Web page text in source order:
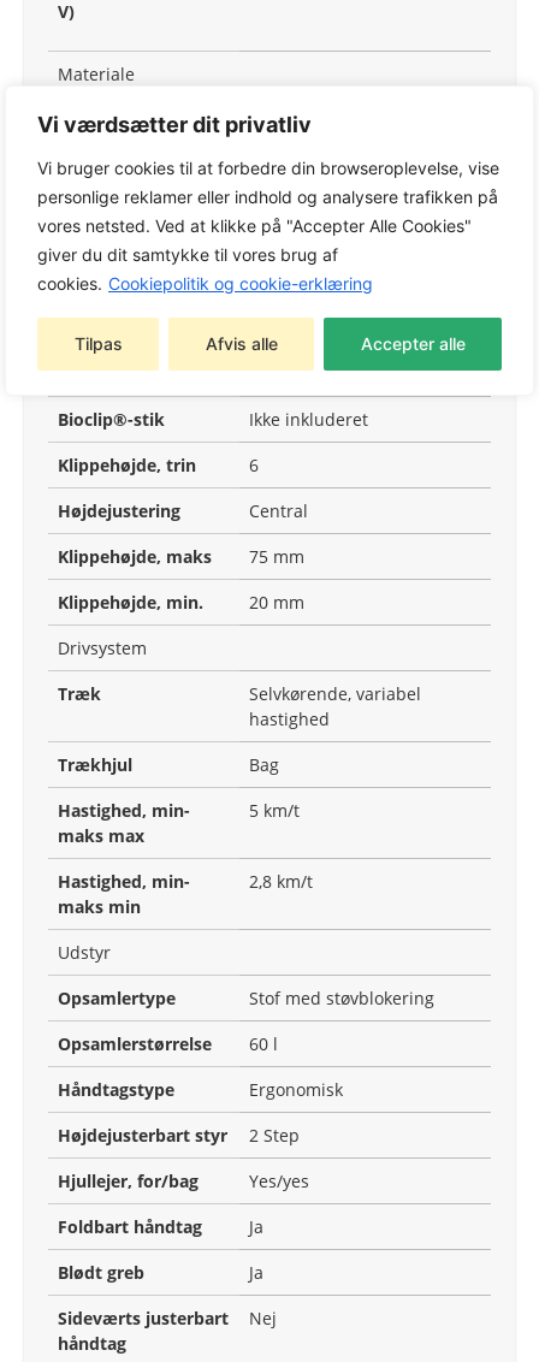
Vi værdsætter dit privatliv
Vi bruger cookies til at forbedre din browseroplevelse, vise
personlige reklamer eller indhold og analysere trafikken på
vores netsted. Ved at klikke på "Accepter Alle Cookies"
giver du dit samtykke til vores brug af
cookies. Cookiepolitik og cookie-erklæring
Tilpas Afvis alle Accepter alle
V)
Materiale
Klippeskjold
Composite
Fælge
Plastik
Klippebord
Klippemetode
Opsamler/BioClip/Bagudkast
Bioclip®-sæt
Fås som tilbehør
Bioclip®-stik
Ikke inkluderet
Klippehøjde, trin
6
Højdejustering
Central
Klippehøjde, maks
75 mm
Klippehøjde, min.
20 mm
Drivsystem
Træk
Selvkørende, variabel
hastighed
Trækhjul
Bag
Hastighed, min-
maks max
5 km/t
Hastighed, min-
maks min
2,8 km/t
Udstyr
Opsamlertype
Stof med støvblokering
Opsamlerstørrelse
60 l
Håndtagstype
Ergonomisk
Højdejusterbart styr
2 Step
Hjullejer, for/bag
Yes/yes
Foldbart håndtag
Ja
Blødt greb
Ja
Sideværts justerbart
håndtag
Nej